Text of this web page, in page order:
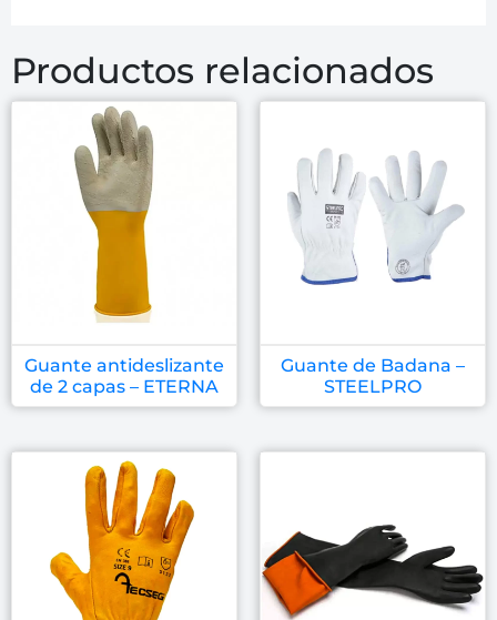
Productos relacionados
Guante antideslizante
de 2 capas – ETERNA
Guante de Badana –
STEELPRO